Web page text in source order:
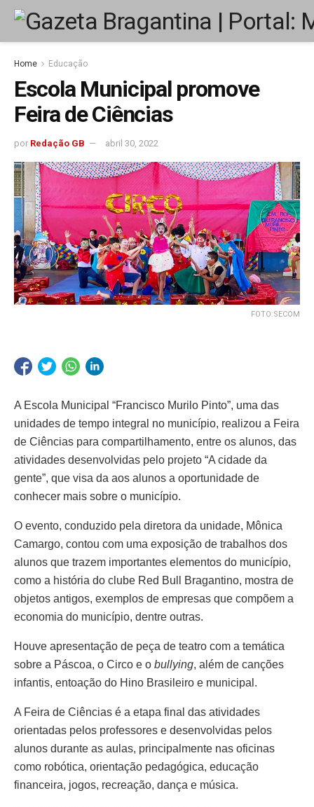
Home Educação
Escola Municipal promove
Feira de Ciências
por Redação GB abril 30, 2022
FOTO:SECOM
A Escola Municipal “Francisco Murilo Pinto”, uma das
unidades de tempo integral no município, realizou a Feira
de Ciências para compartilhamento, entre os alunos, das
atividades desenvolvidas pelo projeto “A cidade da
gente”, que visa da aos alunos a oportunidade de
conhecer mais sobre o município.
O evento, conduzido pela diretora da unidade, Mônica
Camargo, contou com uma exposição de trabalhos dos
alunos que trazem importantes elementos do município,
como a história do clube Red Bull Bragantino, mostra de
objetos antigos, exemplos de empresas que compõem a
economia do município, dentre outras.
Houve apresentação de peça de teatro com a temática
sobre a Páscoa, o Circo e o bullying, além de canções
infantis, entoação do Hino Brasileiro e municipal.
A Feira de Ciências é a etapa final das atividades
orientadas pelos professores e desenvolvidas pelos
alunos durante as aulas, principalmente nas oficinas
como robótica, orientação pedagógica, educação
financeira, jogos, recreação, dança e música.